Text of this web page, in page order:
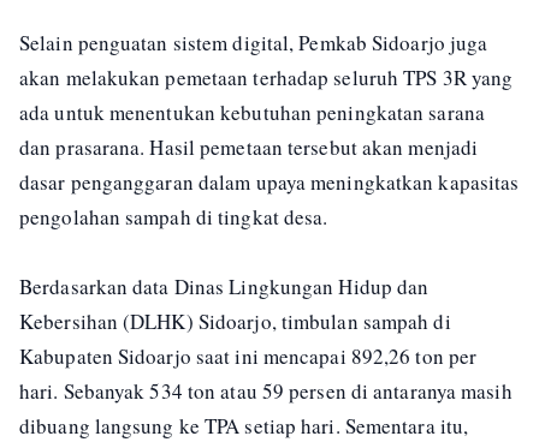
Selain penguatan sistem digital, Pemkab Sidoarjo juga
akan melakukan pemetaan terhadap seluruh TPS 3R yang
ada untuk menentukan kebutuhan peningkatan sarana
dan prasarana. Hasil pemetaan tersebut akan menjadi
dasar penganggaran dalam upaya meningkatkan kapasitas
pengolahan sampah di tingkat desa.
Berdasarkan data Dinas Lingkungan Hidup dan
Kebersihan (DLHK) Sidoarjo, timbulan sampah di
Kabupaten Sidoarjo saat ini mencapai 892,26 ton per
hari. Sebanyak 534 ton atau 59 persen di antaranya masih
dibuang langsung ke TPA setiap hari. Sementara itu,